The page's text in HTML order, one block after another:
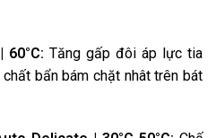
60°C: Tăng gấp đôi áp lực tia
bẩn bám chặt nhât trên bát